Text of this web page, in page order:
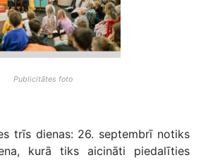
Publicitātes foto
trīs dienas: 26. septembrī notiks
kurā tiks aicināti piedalīties